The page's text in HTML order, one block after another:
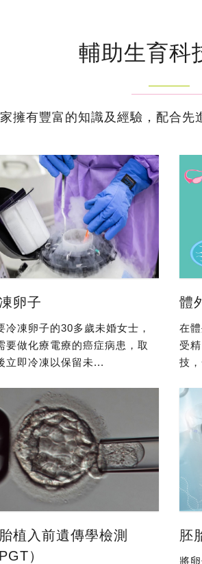
輔助生育科
擁有豐富的知識及經驗，配合先
卵子
冷凍卵子的30多歲未婚女士，
要做化療電療的癌症病患，取
立即冷凍以保留未...
體
在
受
技
植入前遺傳學檢測
）
胚
將